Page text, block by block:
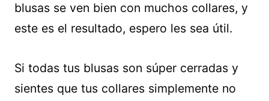
blusas se ven bien con muchos collares, y
este es el resultado, espero les sea útil.
Si todas tus blusas son súper cerradas y
sientes que tus collares simplemente no